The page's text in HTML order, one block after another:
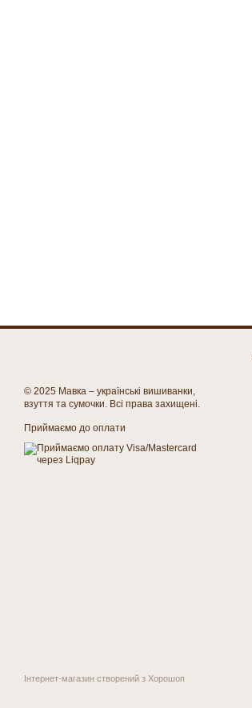
© 2025 Мавка – українські вишиванки,
взуття та сумочки. Всі права захищені.
Приймаємо до оплати
Інтернет-магазин створений з Хорошоп